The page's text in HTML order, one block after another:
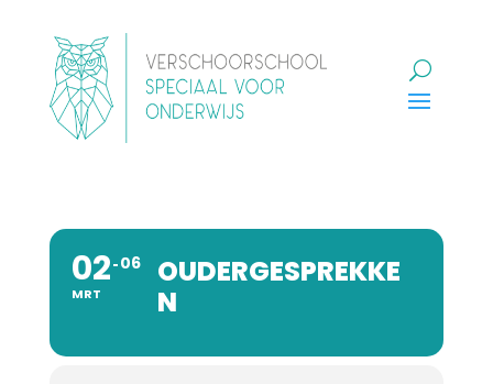
02
MRT
06
OUDERGESPREKKE
N